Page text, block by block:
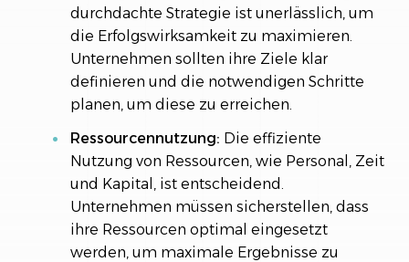
durchdachte Strategie ist unerlässlich, um
die Erfolgswirksamkeit zu maximieren.
Unternehmen sollten ihre Ziele klar
definieren und die notwendigen Schritte
planen, um diese zu erreichen.
Ressourcennutzung: Die effiziente
Nutzung von Ressourcen, wie Personal, Zeit
und Kapital, ist entscheidend.
Unternehmen müssen sicherstellen, dass
ihre Ressourcen optimal eingesetzt
werden, um maximale Ergebnisse zu